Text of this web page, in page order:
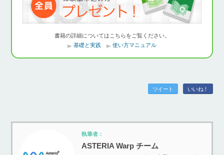
書籍の詳細についてはこちらをご覧ください。
基礎と実践
使い方マニュアル
ツイート いいね！
執筆者：
ASTERIA Warp チーム